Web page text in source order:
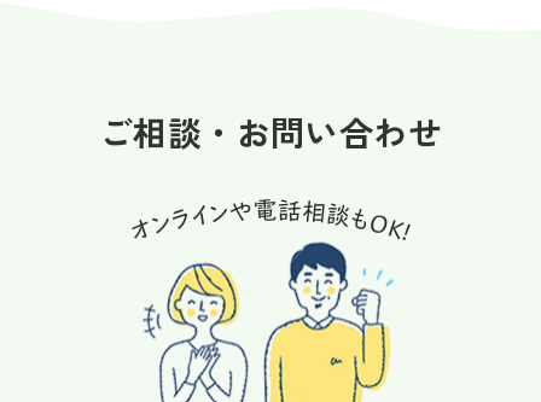
ご相談・お問い合わせ